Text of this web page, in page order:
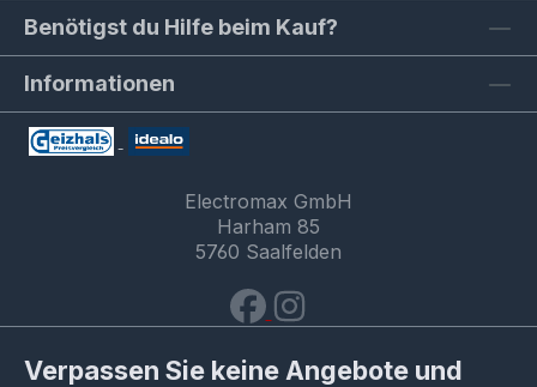
Benötigst du Hilfe beim Kauf?
Informationen
Electromax GmbH
Harham 85
5760 Saalfelden
Verpassen Sie keine Angebote und